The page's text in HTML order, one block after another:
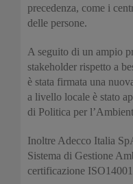
precedenza, come i
delle persone.
A seguito di un ampio
stakeholder rispetto a
è stata firmata una
a livello locale è stato
di Politica per
Inoltre Adecco Italia
Sistema di Gestione
certificazione